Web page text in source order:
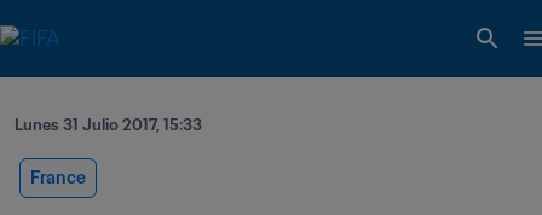
Lunes 31 Julio 2017, 15:33
France